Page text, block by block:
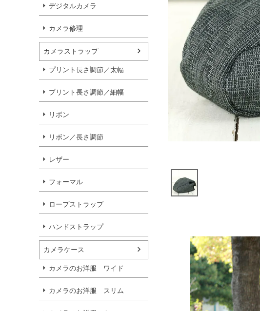
デジタルカメラ
カメラ修理
カメラストラップ
プリント長さ調節／太幅
プリント長さ調節／細幅
リボン
リボン／長さ調節
レザー
フォーマル
ロープストラップ
ハンドストラップ
カメラケース
カメラのお洋服 ワイド
カメラのお洋服 スリム